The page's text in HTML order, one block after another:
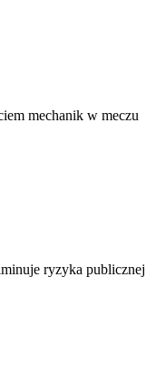
mechanik w meczu
ryzyka publicznej